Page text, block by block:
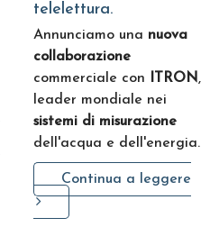
telelettura.
Annunciamo una nuova
collaborazione
commerciale con ITRON,
leader mondiale nei
sistemi di misurazione
dell'acqua e dell'energia.
Continua a leggere